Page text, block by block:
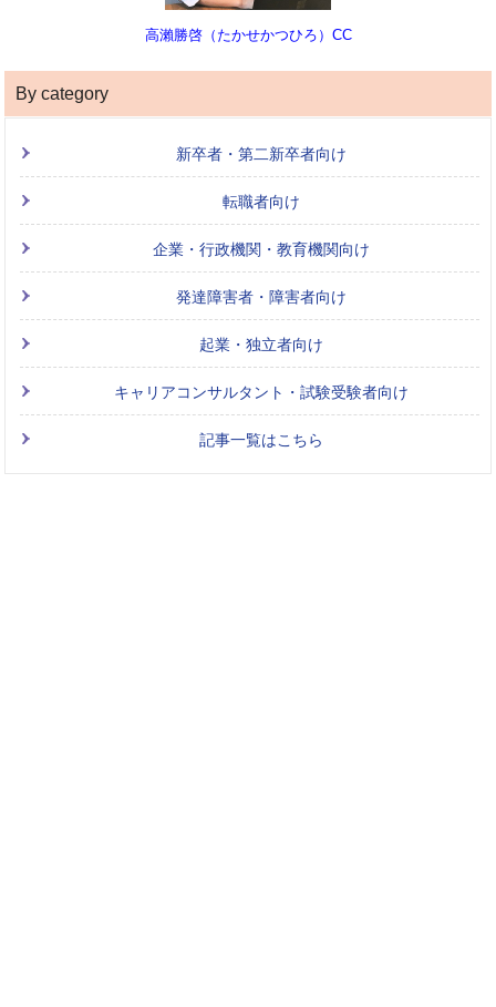
高瀨勝啓（たかせかつひろ）CC
By category
新卒者・第二新卒者向け
転職者向け
企業・行政機関・教育機関向け
発達障害者・障害者向け
起業・独立者向け
キャリアコンサルタント・試験受験者向け
記事一覧はこちら